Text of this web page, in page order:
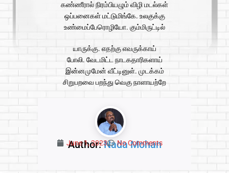
கண்ணீரால் நிரம்பியழும் விழி மடல்கள்
ஒப்பனைகள் மட்டுமிங்கே. உலகுக்கு
உண்மைப்பேரொழியோ. கும்மிருட்டில்
யாருக்கு. எதற்கு எவருக்காய்
போலி. வேடமிட்ட நாடகதாரிகளாய்
இன்னமுமேன் வீட்டினுள். முடக்கம்
சிறுபறவை பறந்து வெகு நாளாயற்றே
Author:Nada Mohan
June 1, 2023 No Comments